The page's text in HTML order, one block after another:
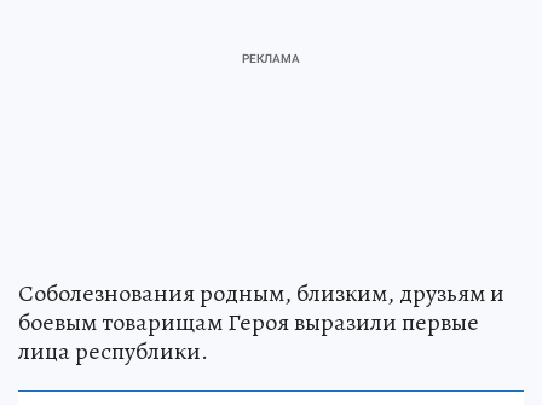
Соболезнования родным, близким, друзьям и
боевым товарищам Героя выразили первые
лица республики.